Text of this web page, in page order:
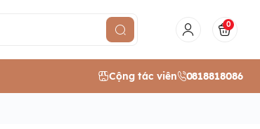
0
Cộng tác viên 0818818086